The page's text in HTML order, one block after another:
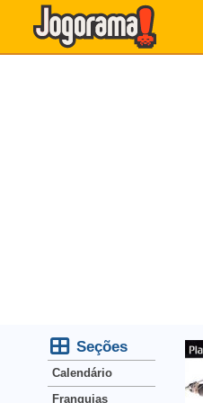
Seções
Calendário
Franquias